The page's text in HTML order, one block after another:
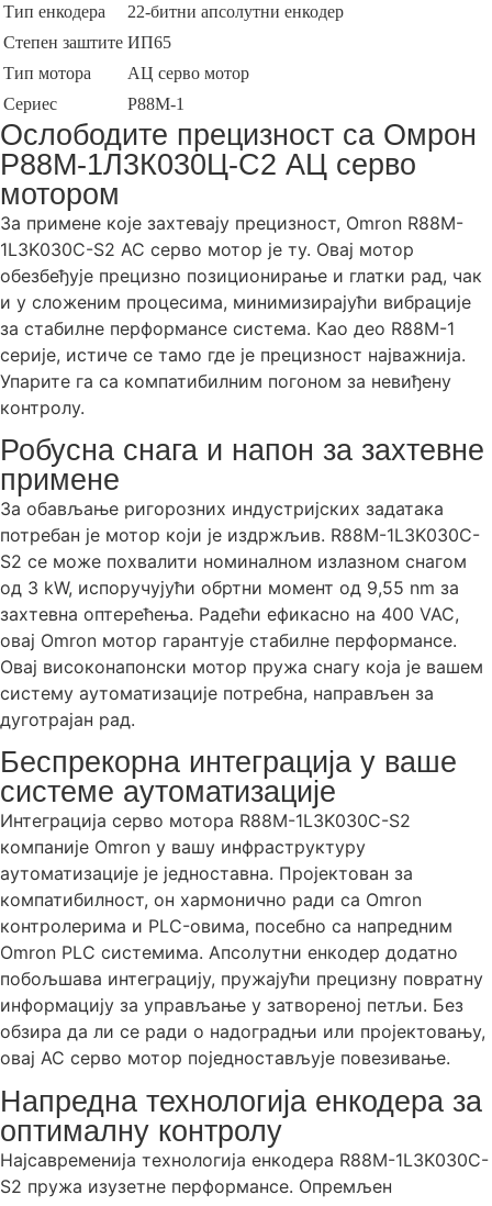
Тип енкодера
22-битни апсолутни енкодер
Степен заштите ИП65
Тип мотора
АЦ серво мотор
Сериес
Р88М-1
Ослободите прецизност са Омрон
Р88М-1Л3К030Ц-С2 АЦ серво
мотором
За примене које захтевају прецизност, Omron R88M-
1L3K030C-S2 AC серво мотор је ту. Овај мотор
обезбеђује прецизно позиционирање и глатки рад, чак
и у сложеним процесима, минимизирајући вибрације
за стабилне перформансе система. Као део R88M-1
серије, истиче се тамо где је прецизност најважнија.
Упарите га са компатибилним погоном за невиђену
контролу.
Робусна снага и напон за захтевне
примене
За обављање ригорозних индустријских задатака
потребан је мотор који је издржљив. R88M-1L3K030C-
S2 се може похвалити номиналном излазном снагом
од 3 kW, испоручујући обртни момент од 9,55 nm за
захтевна оптерећења. Радећи ефикасно на 400 VAC,
овај Omron мотор гарантује стабилне перформансе.
Овај високонапонски мотор пружа снагу која је вашем
систему аутоматизације потребна, направљен за
дуготрајан рад.
Беспрекорна интеграција у ваше
системе аутоматизације
Интеграција серво мотора R88M-1L3K030C-S2
компаније Omron у вашу инфраструктуру
аутоматизације је једноставна. Пројектован за
компатибилност, он хармонично ради са Omron
контролерима и PLC-овима, посебно са напредним
Omron PLC системима. Апсолутни енкодер додатно
побољшава интеграцију, пружајући прецизну повратну
информацију за управљање у затвореној петљи. Без
обзира да ли се ради о надоградњи или пројектовању,
овај AC серво мотор поједностављује повезивање.
Напредна технологија енкодера за
оптималну контролу
Најсавременија технологија енкодера R88M-1L3K030C-
S2 пружа изузетне перформансе. Опремљен